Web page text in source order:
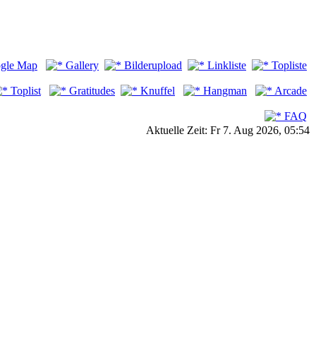
Map Gallery Bilderupload Linkliste Topliste
Toplist Gratitudes Knuffel Hangman Arcade
FAQ
Aktuelle Zeit: Fr 7. Aug 2026, 05:54